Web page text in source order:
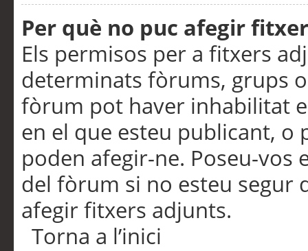
Per què no puc afegir
Els permisos per a fitxers
determinats fòrums, grups
fòrum pot haver inhabilitat
en el que esteu publicant,
poden afegir-ne. Poseu-vos
del fòrum si no esteu segur
afegir fitxers adjunts.
Torna a l’inici